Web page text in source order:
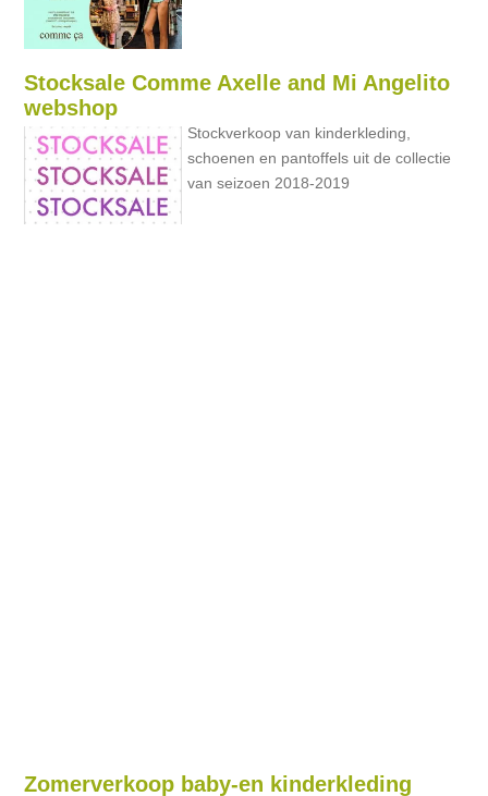
Stocksale Comme Axelle and Mi Angelito
webshop
Stockverkoop van kinderkleding,
schoenen en pantoffels uit de collectie
van seizoen 2018-2019
Zomerverkoop baby-en kinderkleding